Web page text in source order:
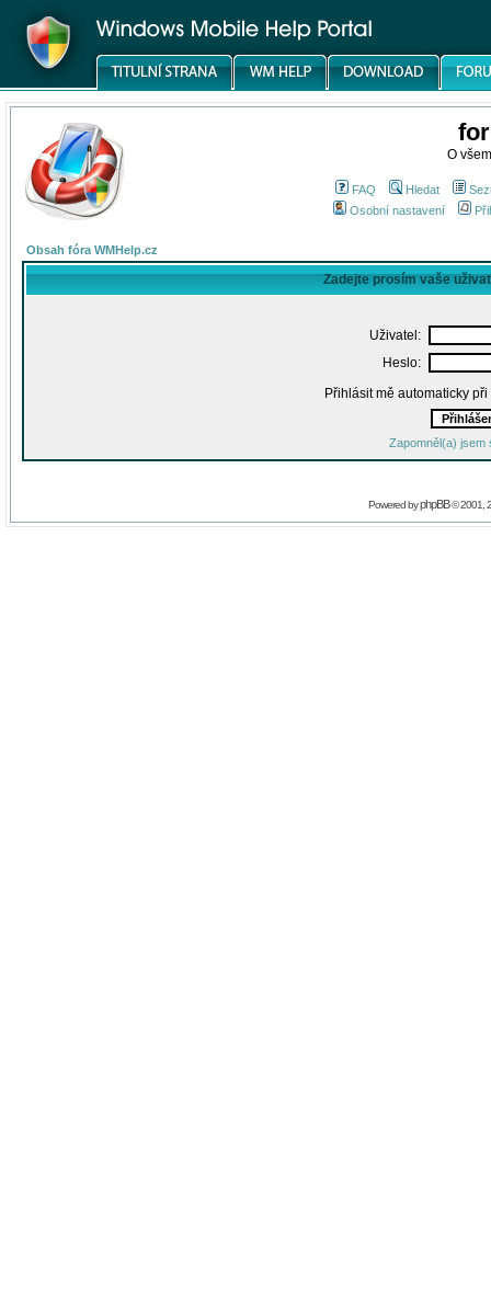
O
FAQ Hledat
Osobní nastavení
Obsah fóra WMHelp.cz
Zadejte prosím vaše
Uživatel:
Heslo:
Přihlásit mě automaticky
Zapomněl(a) jsem
Powered byphpBB© 2001,